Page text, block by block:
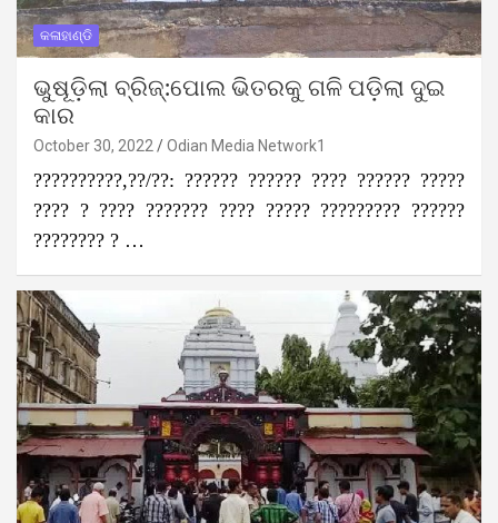
କଳାହାଣ୍ଡି
ଭୁଷୂଡ଼ିଲା ବ୍ରିଜ୍‌:ପୋଲ ଭିତରକୁ ଗଳି ପଡ଼ିଲା ଦୁଇ
କାର
October 30, 2022 Odian Media Network1
??????????,??/??: ?????? ?????? ???? ?????? ?????
???? ? ???? ??????? ???? ????? ????????? ??????
???????? ? …